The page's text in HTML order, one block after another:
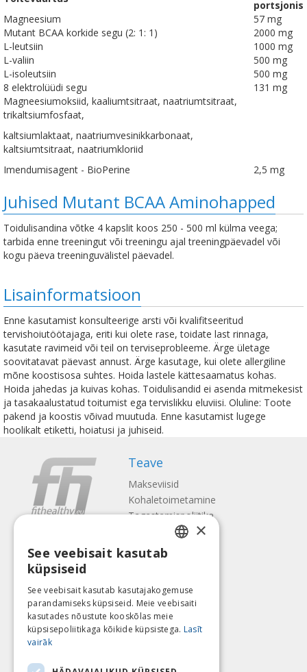
portsjonis
Magneesium
57 mg
Mutant BCAA korkide segu (2: 1: 1)
2000 mg
L-leutsiin
1000 mg
L-valiin
500 mg
L-isoleutsiin
500 mg
8 elektrolüüdi segu
131 mg
Magneesiumoksiid, kaaliumtsitraat, naatriumtsitraat,
trikaltsiumfosfaat,
kaltsiumlaktaat, naatriumvesinikkarbonaat,
kaltsiumtsitraat, naatriumkloriid
Imendumisagent - BioPerine
2,5 mg
Juhised Mutant BCAA Aminohapped
Toidulisandina võtke 4 kapslit koos 250 - 500 ml külma veega;
tarbida enne treeningut või treeningu ajal treeningpäevadel või
kogu päeva treeninguvälistel päevadel.
Lisainformatsioon
Enne kasutamist konsulteerige arsti või kvalifitseeritud
tervishoiutöötajaga, eriti kui olete rase, toidate last rinnaga,
kasutate ravimeid või teil on terviseprobleeme. Ärge ületage
soovitatavat päevast annust. Ärge kasutage, kui olete allergiline
mõne koostisosa suhtes. Hoida lastele kättesaamatus kohas.
Hoida jahedas ja kuivas kohas. Toidulisandid ei asenda mitmekesist
ja tasakaalustatud toitumist ega tervislikku eluviisi. Oluline: Toote
pakend ja koostis võivad muutuda. Enne kasutamist lugege
hoolikalt etiketti, hoiatusi ja juhiseid.
Teave
Makseviisid
Kohaletoimetamine
Tagastamispoliitika
Kontaktid
Privaatsuspoliitika
Järgne meile Leia meid
Maksa
LATVIAN
LITHUANIAN
ESTONIAN
×
See veebisait kasutab
küpsiseid
See veebisait kasutab kasutajakogemuse
parandamiseks küpsiseid. Meie veebisaiti
kasutades nõustute kooskõlas meie
küpsisepoliitikaga kõikide küpsistega. Lasīt
vairāk